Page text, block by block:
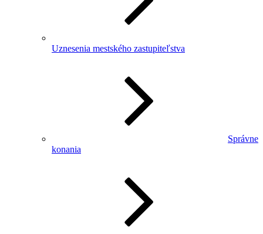
Uznesenia mestského zastupiteľstva
Správne
konania